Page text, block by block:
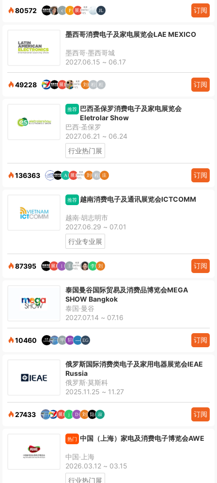
80572 订阅
墨西哥消费电子及家电展览会LAE MEXICO
墨西哥·墨西哥城
2027.06.15 ~ 06.17
49228 订阅
推荐 巴西圣保罗消费电子及家电展览会
Eletrolar Show
巴西·圣保罗
2027.06.21 ~ 06.24
行业热门展
136363 订阅
推荐 越南消费电子及通讯展览会ICTCOMM
越南·胡志明市
2027.06.29 ~ 07.01
行业专业展
87395 订阅
泰国曼谷国际贸易及消费品博览会MEGA
SHOW Bangkok
泰国·曼谷
2027.07.14 ~ 07.16
10460 订阅
俄罗斯国际消费类电子及家用电器展览会IEAE
Russia
俄罗斯·莫斯科
2025.11.25 ~ 11.27
27433 订阅
热门 中国（上海）家电及消费电子博览会AWE
中国·上海
2026.03.12 ~ 03.15
行业热门展